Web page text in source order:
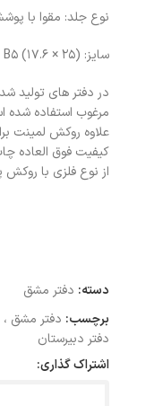
نوع جلد: مقوا با
سایز: (۲۵ × ۱۷.۶) B۵
کیفیت فوق العاده
از نوع فلزی با
دسته: دفتر مشق
برچسب: دفتر مشق ،
دفتر دبیرستان
اشتراک گذاری: